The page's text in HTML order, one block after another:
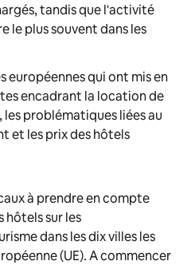
tandis que l'activité
le plus souvent dans les
européennes qui ont mis en
encadrant la location de
problématiques liées au
et les prix des hôtels
à prendre en compte
hôtels sur les
dans les dix villes les
(UE). A commencer